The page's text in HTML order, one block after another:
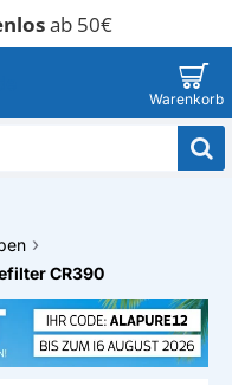
ab 50€
CR390